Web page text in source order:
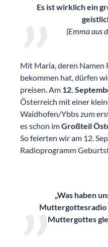
Es ist wirklich ein
(Emma aus
Mit Maria, deren Namen
bekommen hat, dürfen
preisen. Am 12.
Österreich mit einer
Waidhofen/Ybbs zum
es schon imGroßteil
So feierten wir am 12.
Radioprogramm
„Was haben
Muttergottesradio
Muttergottes